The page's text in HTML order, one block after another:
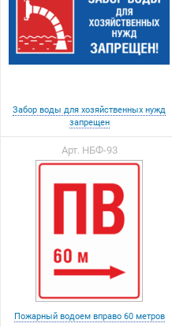
Забор воды для хозяйственных нужд
запрещен
Арт. НБФ-93
Пожарный водоем вправо 60 метров